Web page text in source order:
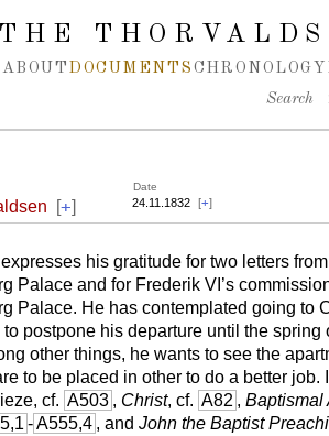
THE
ABOUT DOCUMENTS CHRONOLOGY
Search
Date
[+] 24.11.1832 [+]
his gratitude for two letters
Palace and for Frederik VI’s
Palace. He has contemplated going to
to postpone his departure until the spring
other things, he wants to see the
to be placed in other to do a better
cf. A503 , Christ, cf. A82 , Baptismal
-A555,4 , and John the Baptist